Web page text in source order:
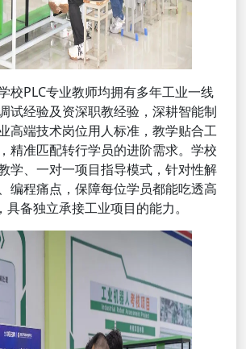
PLC专业教师均拥有多年工业一线
试经验及资深职教经验，深耕智能制
高端技术岗位用人标准，教学贴合工
精准匹配转行学员的进阶需求。学校
学、一对一项目指导模式，针对性解
编程痛点，保障每位学员都能吃透高
具备独立承接工业项目的能力。